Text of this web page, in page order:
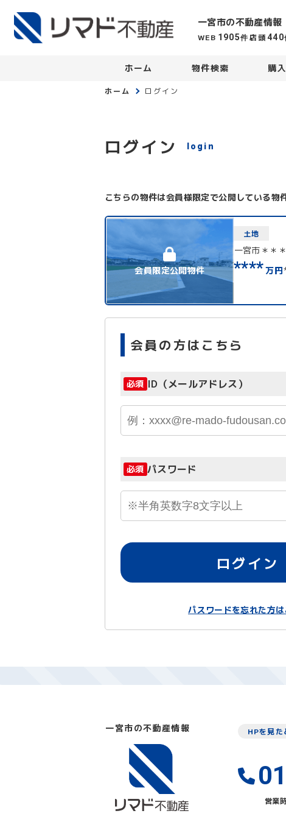
一宮市の不動産情報
WEB 1905件 店頭440
ホーム 物件検索 購
ホーム ログイン
ログイン login
こちらの物件は会員様限定で公開している物
会員限定公開物件
土地
一宮市＊＊
****万円
会員の方はこちら
必須 ID（メールアドレス）
必須 パスワード
ログイン
パスワードを忘れた方
一宮市の不動産情報 HPを見た
営業